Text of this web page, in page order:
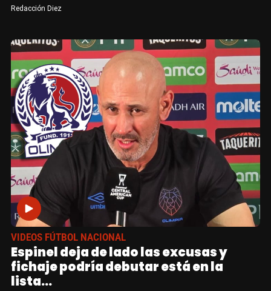
Redacción Diez
VIDEOS FÚTBOL NACIONAL
Espinel deja de lado las excusas y
fichaje podría debutar está en la
lista...